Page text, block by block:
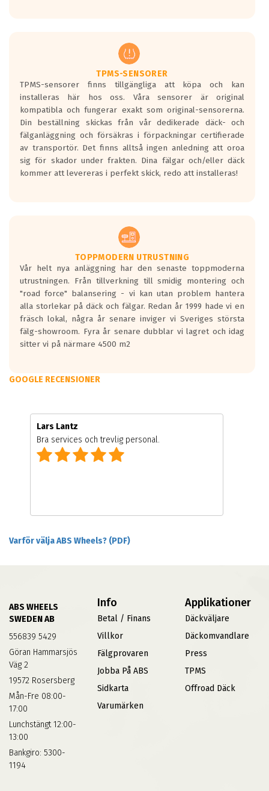
regelverket som introduceras år 2016.
Ett däck med två svarta vågor är redan
godkända för år 2016 nya regelverk.
Ett däck med en svart våg kommer vara
minst tre decibel tystare än det
regelverk som börjar gälla 2016.
TPMS-SENSORER
TPMS-sensorer finns tillgängliga att köpa och kan
installeras här hos oss. Våra sensorer är original
kompatibla och fungerar exakt som original-sensorerna.
Din beställning skickas från vår dedikerade däck- och
fälganläggning och försäkras i förpackningar certifierade
av transportör. Det finns alltså ingen anledning att oroa
sig för skador under frakten. Dina fälgar och/eller däck
kommer att levereras i perfekt skick, redo att installeras!
TOPPMODERN UTRUSTNING
Vår helt nya anläggning har den senaste toppmoderna
utrustningen. Från tillverkning till smidig montering och
"road force" balansering - vi kan utan problem hantera
alla storlekar på däck och fälgar. Redan år 1999 hade vi en
fräsch lokal, några år senare inviger vi Sveriges största
fälg-showroom. Fyra år senare dubblar vi lagret och idag
sitter vi på närmare 4500 m2
GOOGLE RECENSIONER
Lars Lantz
Bra services och trevlig personal.
Varför välja ABS Wheels? (PDF)
ABS WHEELS
SWEDEN AB
556839 5429
Göran Hammarsjös
Väg 2
19572 Rosersberg
Mån-Fre 08:00-
17:00
Lunchstängt 12:00-
13:00
Bankgiro: 5300-
1194
Info
Betal / Finans
Villkor
Fälgprovaren
Jobba På ABS
Sidkarta
Varumärken
Applikationer
Däckväljare
Däckomvandlare
Press
TPMS
Offroad Däck